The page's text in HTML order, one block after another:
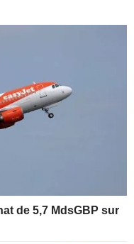
de 5,7 MdsGBP sur